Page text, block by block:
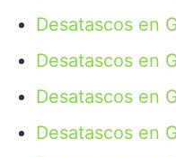
Desatascos en
Desatascos en
Desatascos en
Desatascos en